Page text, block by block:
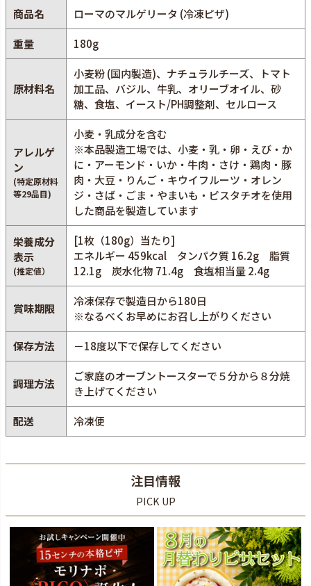
商品名 ローマのマルゲリータ (冷凍ピザ)
重量 180g
原材料名
小麦粉 (国内製造)、ナチュラルチーズ、トマト
加工品、バジル、牛乳、オリーブオイル、砂
糖、食塩、イースト/PH調整剤、セルロース
アレルゲ
ン
(特定原材料
等29品目)
小麦・乳成分を含む
※本品製造工場では、小麦・乳・卵・えび・か
に・アーモンド・いか・牛肉・さけ・鶏肉・豚
肉・大豆・りんご・キウイフルーツ・オレン
ジ・さば・ごま・やまいも・ピスタチオを使用
した商品を製造しています
栄養成分
表示
(推定値）
[1枚（180g）当たり]
エネルギー 459kcal タンパク質 16.2g 脂質
12.1g 炭水化物 71.4g 食塩相当量 2.4g
賞味期限
冷凍保存で製造日から180日
※なるべくお早めにお召し上がりください
保存方法 －18度以下で保存してください
調理方法
ご家庭のオーブントースターで５分から８分焼
き上げてください
配送 冷凍便
注目情報
PICK UP